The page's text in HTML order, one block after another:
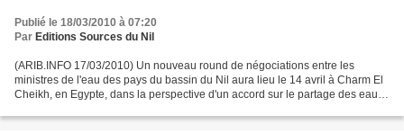
Publié le 18/03/2010 à 07:20
Par Editions Sources du Nil
(ARIB.INFO 17/03/2010) Un nouveau round de négociations entre les
ministres de l'eau des pays du bassin du Nil aura lieu le 14 avril à Charm El
Cheikh, en Egypte, dans la perspective d'un accord sur le partage des eaux